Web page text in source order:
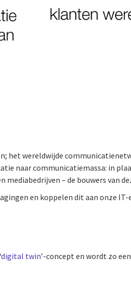
het wereldwijde
naar communicatiemassa: in
– de bouwers van
en koppelen dit aan onze IT-
digital twin’-concept en wordt zo